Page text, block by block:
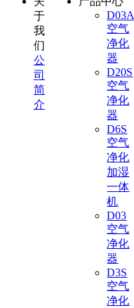
于
我
们
公
司
简
介
D03A
空气
净化
器
D20S
空气
净化
器
D6S
空气
净化
加湿
一体
机
D03
空气
净化
器
D3S
空气
净化